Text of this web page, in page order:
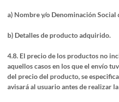
a) Nombre y/o Denominación Social
b) Detalles de producto adquirido.
4.8. El precio de los productos no
aquellos casos en los que el envío
del precio del producto, se
avisará al usuario antes de realizar